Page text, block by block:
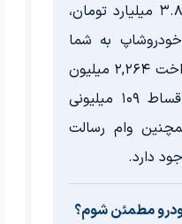
با توجه به قیمت نقدی ۳.۸ میلیارد تومان،
۳ ساله خودروشاپ به شما
امکان می‌دهد با پیش‌پرداخت ۲,۲۶۴ میلیون
تومان (اول + دوم) و اقساط ۱۰۹ میلیونی
وام رسالت
مطمئن شوم؟